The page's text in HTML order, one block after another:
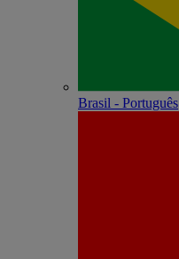
Brasil - Português